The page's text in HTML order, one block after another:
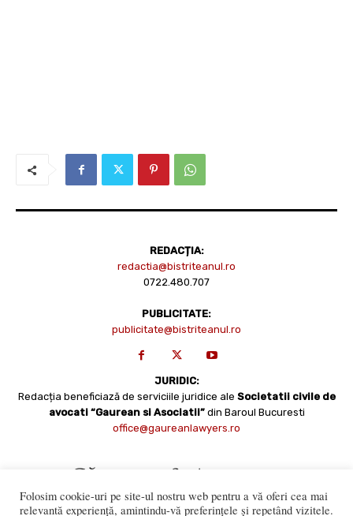
REDACȚIA:
redactia@bistriteanul.ro
0722.480.707
PUBLICITATE:
publicitate@bistriteanul.ro
JURIDIC:
Redacția beneficiază de serviciile juridice ale Societatii civile de
avocati “Gaurean si Asociatii” din Baroul Bucuresti
office@gaureanlawyers.ro
Folosim cookie-uri pe site-ul nostru web pentru a vă oferi cea mai
relevantă experiență, amintindu-vă preferințele și repetând vizitele.